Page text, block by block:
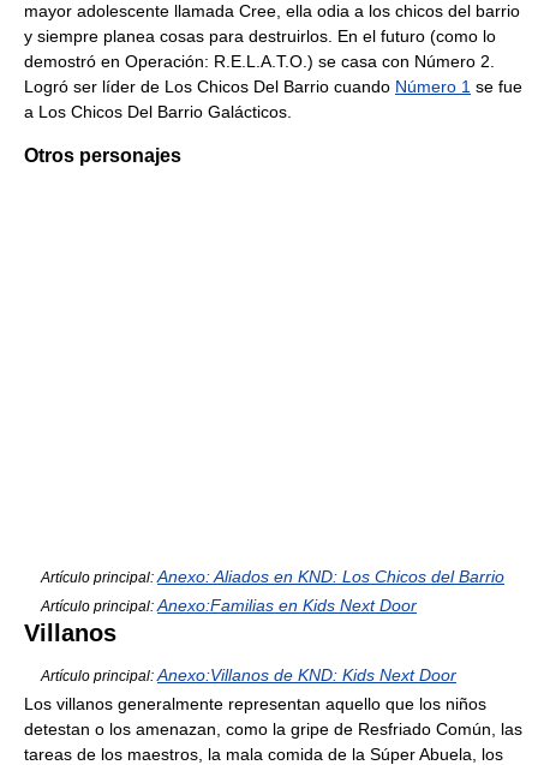
mayor adolescente llamada Cree, ella odia a los chicos del barrio
y siempre planea cosas para destruirlos. En el futuro (como lo
demostró en Operación: R.E.L.A.T.O.) se casa con Número 2.
Logró ser líder de Los Chicos Del Barrio cuando Número 1 se fue
a Los Chicos Del Barrio Galácticos.
Otros personajes
Artículo principal: Anexo: Aliados en KND: Los Chicos del Barrio
Artículo principal: Anexo:Familias en Kids Next Door
Villanos
Artículo principal: Anexo:Villanos de KND: Kids Next Door
Los villanos generalmente representan aquello que los niños
detestan o los amenazan, como la gripe de Resfriado Común, las
tareas de los maestros, la mala comida de la Súper Abuela, los